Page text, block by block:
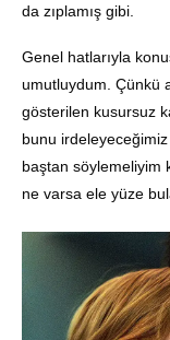
da zıplamış gibi.
Genel hatlarıyla
umutluydum. Çünkü
gösterilen kusursuz
bunu irdeleyeceğimiz
baştan söylemeliyim
ne varsa ele yüze